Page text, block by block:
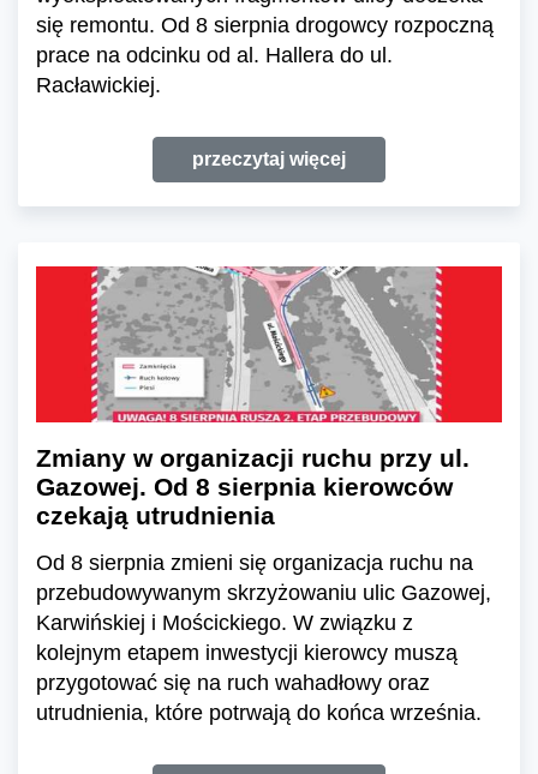
się remontu. Od 8 sierpnia drogowcy rozpoczną
prace na odcinku od al. Hallera do ul.
Racławickiej.
przeczytaj więcej
Zmiany w organizacji ruchu przy ul.
Gazowej. Od 8 sierpnia kierowców
czekają utrudnienia
Od 8 sierpnia zmieni się organizacja ruchu na
przebudowywanym skrzyżowaniu ulic Gazowej,
Karwińskiej i Mościckiego. W związku z
kolejnym etapem inwestycji kierowcy muszą
przygotować się na ruch wahadłowy oraz
utrudnienia, które potrwają do końca września.